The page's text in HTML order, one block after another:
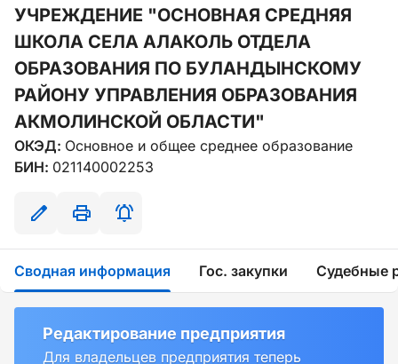
УЧРЕЖДЕНИЕ "ОСНОВНАЯ СРЕДНЯЯ
ШКОЛА СЕЛА АЛАКОЛЬ ОТДЕЛА
ОБРАЗОВАНИЯ ПО БУЛАНДЫНСКОМУ
РАЙОНУ УПРАВЛЕНИЯ ОБРАЗОВАНИЯ
АКМОЛИНСКОЙ ОБЛАСТИ"
ОКЭД: Основное и общее среднее образование
БИН: 021140002253
Сводная информация Гос. закупки Судебные
Редактирование предприятия
Для владельцев предприятия теперь